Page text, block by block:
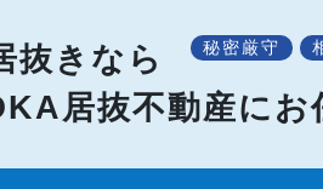
抜きなら
居抜不動産にお
秘密厳守